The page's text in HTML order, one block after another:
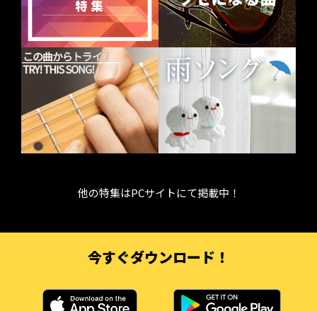
他の特集はPCサイトにて掲載中！
今すぐダウンロード！